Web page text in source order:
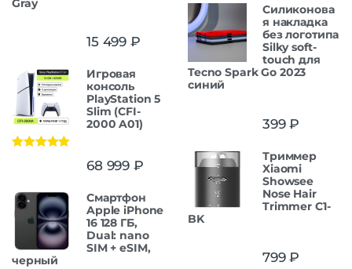
Gray
15 499 ₽
Игровая
консоль
PlayStation 5
Slim (CFI-
2000 A01)
68 999 ₽
Смартфон
Apple iPhone
16 128 ГБ,
Dual: nano
SIM + eSIM,
черный
Силиконова
я накладка
без логотипа
Silky soft-
touch для
Tecno Spark Go 2023
синий
399₽
Триммер
Xiaomi
Showsee
Nose Hair
Trimmer C1-
BK
799₽